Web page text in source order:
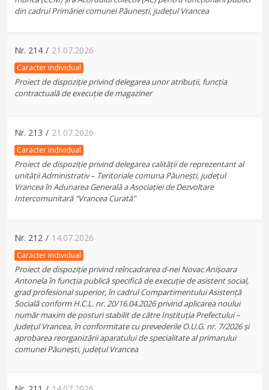
din cadrul Primăriei comunei Păunești, județul Vrancea
Nr. 214 / 21.07.2026
Caracter individual
Proiect de dispoziție privind delegarea unor atribuții, funcția
contractuală de execuție de magaziner
Nr. 213 / 21.07.2026
Caracter individual
Proiect de dispoziție privind delegarea calității de reprezentant al
unității Administrativ – Teritoriale comuna Păunești, județul
Vrancea în Adunarea Generală a Asociației de Dezvoltare
Intercomunitară "Vrancea Curată"
Nr. 212 / 14.07.2026
Caracter individual
Proiect de dispoziție privind reîncadrarea d-nei Novac Anișoara
Antonela în funcția publică specifică de execuție de asistent social,
grad profesional superior, în cadrul Compartimentului Asistență
Socială conform H.C.L. nr. 20/16.04.2026 privind aplicarea noului
număr maxim de posturi stabilit de către Instituția Prefectului –
Județul Vrancea, în conformitate cu prevederile O.U.G. nr. 7/2026 și
aprobarea reorganizării aparatului de specialitate al primarului
comunei Păunești, județul Vrancea